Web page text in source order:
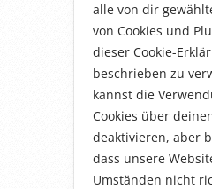
alle von dir
von Cookies und
dieser Cookie-
beschrieben zu
kannst die
Cookies über
deaktivieren, aber
dass unsere
Umständen nicht